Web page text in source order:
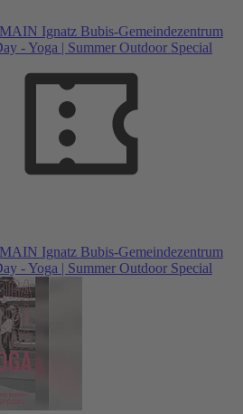
Ignatz Bubis-Gemeindezentrum
- Yoga | Summer Outdoor Special
Ignatz Bubis-Gemeindezentrum
- Yoga | Summer Outdoor Special